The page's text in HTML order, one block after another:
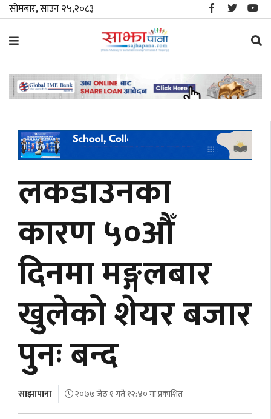
सोमबार, साउन २५,२०८३
समाचार
स्थानीय
जीवनशैली
मनोरञ्जन/
साहित्य
अन्तरवार्ता
विचार/
बहस
लकडाउनका
कारण ५०औँ
दिनमा मङ्गलबार
खुलेको शेयर बजार
पुनः बन्द
साझापाना २०७७ जेठ १ गते १२:४० मा प्रकाशित